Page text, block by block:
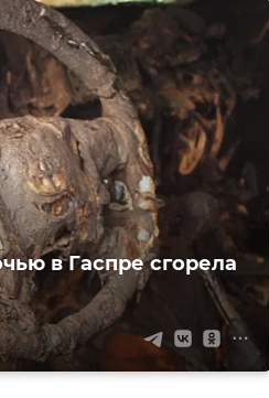
в Гаспре сгорела